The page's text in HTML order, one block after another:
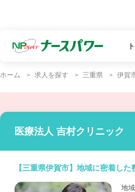
ホーム 求人を探す 三重県 伊賀
医療法人 吉村クリニック
【三重県伊賀市】地域に密着し
地